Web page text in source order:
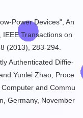
Power Devices", An
Transactions on
(2013), 283-294.
Authenticated Diffie-
Yunlei Zhao, Proce
and Commu
Germany, November